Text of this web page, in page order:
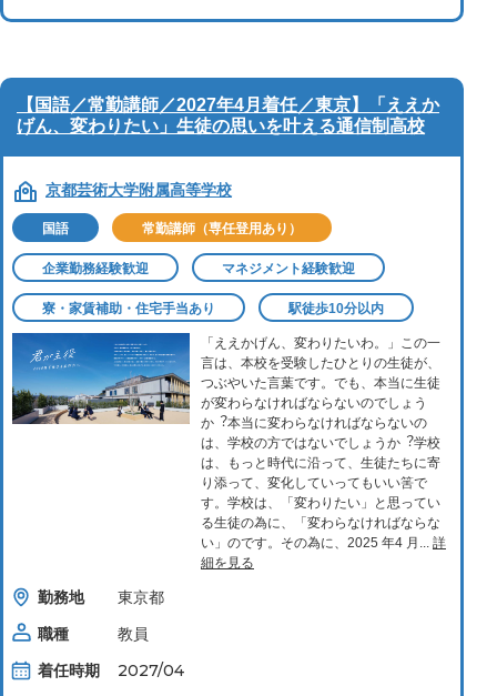
【国語／常勤講師／2027年4月着任／東京】「ええか
げん、変わりたい」生徒の思いを叶える通信制高校
京都芸術大学附属高等学校
国語 常勤講師（専任登用あり）
企業勤務経験歓迎 マネジメント経験歓迎
寮・家賃補助・住宅手当あり 駅徒歩10分以内
「ええかげん、変わりたいわ。」この⼀
⾔は、本校を受験したひとりの⽣徒が、
つぶやいた⾔葉です。でも、本当に⽣徒
が変わらなければならないのでしょう
か︖本当に変わらなければならないの
は、学校の⽅ではないでしょうか︖学校
は、もっと時代に沿って、⽣徒たちに寄
り添って、変化していってもいい筈で
す。学校は、「変わりたい」と思ってい
る⽣徒の為に、「変わらなければならな
い」のです。その為に、2025 年4 ⽉... 詳
細を見る
勤務地
東京都
職種
教員
着任時期
2027/04